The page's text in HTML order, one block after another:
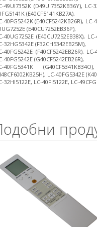
49UI7352K (D49UI7352KB36Y), LC-
(E40CF5141KB27A),
40FG5242K (E40CF5242KB26R),
(E40CU7252EB36P),
40UG7252E (E40CU7252EB38X),
32HG5342E (F32CH5342EB25M),
40FG5242E (F40CF5242EB26R),
40FG5242E (G40CF5242EB26R),
40FG5341K
LC-40FG5342E
32HI5122E, LC-40FI5122E, LC-